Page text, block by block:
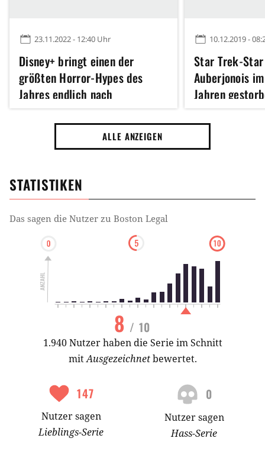
23.11.2022 - 12:40 Uhr
Disney+ bringt einen der
größten Horror-Hypes des
Jahres endlich nach
Deutschland: Alle neuen Filme
und Serien im Dezember
10.12.2019 -
Star Trek-Star
Auberjonois
Jahren
ALLE ANZEIGEN
STATISTIKEN
Das sagen die Nutzer zu Boston Legal
8 / 10
1.940 Nutzer haben die Serie im Schnitt
mitAusgezeichnetbewertet.
147
Nutzersagen
Lieblings-Serie
0
Nutzersagen
Hass-Serie